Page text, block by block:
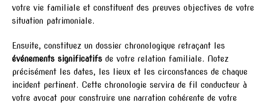
votre vie familiale et constituent des preuves objectives de votre
situation patrimoniale.
Ensuite, constituez un dossier chronologique retraçant les
événements significatifs de votre relation familiale. Notez
précisément les dates, les lieux et les circonstances de chaque
incident pertinent. Cette chronologie servira de fil conducteur à
votre avocat pour construire une narration cohérente de votre